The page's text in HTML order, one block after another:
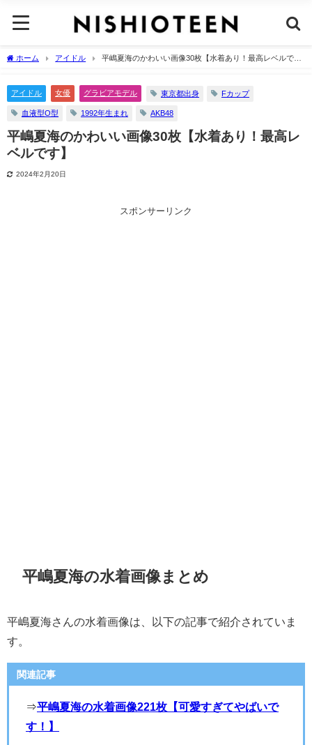
ホーム アイドル
平嶋夏海のかわいい画像30枚【水着あり！最高レベルで
アイドル 女優 グラビアモデル 東京都出身 Fカップ
血液型O型 1992年生まれ AKB48
平嶋夏海のかわいい画像30枚【水着あり！最高レ
ベルです】
2024年2月20日
スポンサーリンク
平嶋夏海の水着画像まとめ
平嶋夏海さんの水着画像は、以下の記事で紹介されていま
す。
関連記事
⇒平嶋夏海の水着画像221枚【可愛すぎてやばいで
す！】